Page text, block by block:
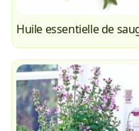
Huile essentielle de